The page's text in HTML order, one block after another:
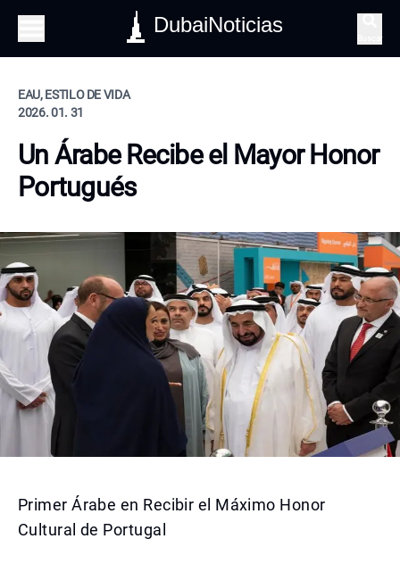
DubaiNoticias
EAU, ESTILO DE VIDA
2026. 01. 31
Un Árabe Recibe el Mayor Honor
Portugués
Primer Árabe en Recibir el Máximo Honor
Cultural de Portugal